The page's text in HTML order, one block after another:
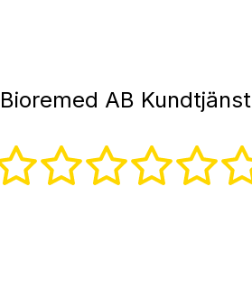
Bioremed AB Kundtjänst